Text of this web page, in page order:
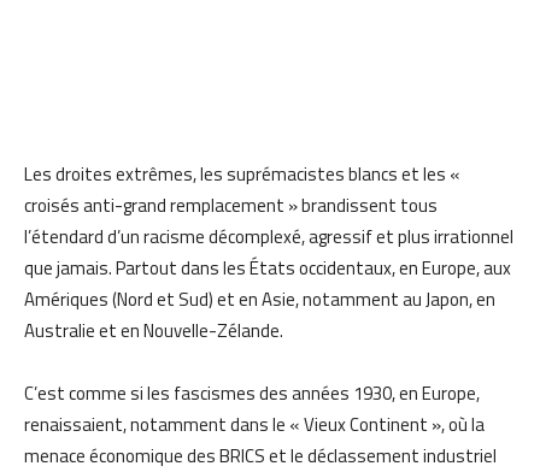
Les droites extrêmes, les suprémacistes blancs et les «
croisés anti-grand remplacement » brandissent tous
l’étendard d’un racisme décomplexé, agressif et plus irrationnel
que jamais. Partout dans les États occidentaux, en Europe, aux
Amériques (Nord et Sud) et en Asie, notamment au Japon, en
Australie et en Nouvelle-Zélande.
C’est comme si les fascismes des années 1930, en Europe,
renaissaient, notamment dans le « Vieux Continent », où la
menace économique des BRICS et le déclassement industriel